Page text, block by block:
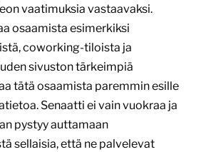
vaatimuksia vastaavaksi.
osaamista esimerkiksi
coworking-tiloista ja
sivuston tärkeimpiä
tätä osaamista paremmin esille
Senaatti ei vain vuokraa ja
pystyy auttamaan
sellaisia, että ne palvelevat